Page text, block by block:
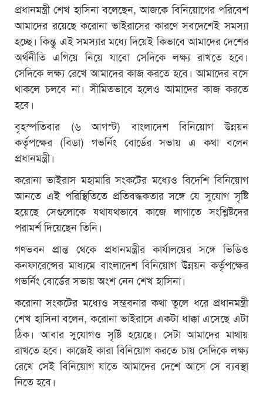
প্রধানমন্ত্রী শেখ হাসিনা বলেছেন, আজকে বিনিয়োগের পরিবেশ
আমাদের রয়েছে করোনা ভাইরাসের কারণে সবদেশেই সমস্যা
হচ্ছে। কিন্তু এই সমস্যার মধ্যে দিয়েই কিভাবে আমাদের দেশের
অর্থনীতি এগিয়ে নিয়ে যাবো সেদিকে লক্ষ্য রাখতে হবে।
সেদিকে লক্ষ্য রেখে আমাদের কাজ করতে হবে। আমাদের বসে
থাকলে চলবে না। সীমিতভাবে হলেও আমাদের কাজ করতে
হবে।
বৃহস্পতিবার (৬ আগস্ট) বাংলাদেশ বিনিয়োগ উন্নয়ন
কর্তৃপক্ষের (বিডা) গভর্নিং বোর্ডের সভায় এ কথা বলেন
প্রধানমন্ত্রী।
করোনা ভাইরাস মহামারি সংকটের মধ্যেও বিদেশি বিনিয়োগ
আনতে এই পরিস্থিতিতে প্রতিবদ্ধকতার সঙ্গে যে সুযোগ সৃষ্টি
হয়েছে সেগুলোকে যথাযথভাবে কাজে লাগাতে সংশ্লিষ্টদের
পরামর্শ দিয়েছেন তিনি।
গণভবন প্রান্ত থেকে প্রধানমন্ত্রীর কার্যালয়ের সঙ্গে ভিডিও
কনফারেন্সের মাধ্যমে বাংলাদেশ বিনিয়োগ উন্নয়ন কর্তৃপক্ষের
গভর্নিং বোর্ডের সভায় অংশ নেন শেখ হাসিনা।
করোনা সংকটের মধ্যেও সম্ভবনার কথা তুলে ধরে প্রধানমন্ত্রী
শেখ হাসিনা বলেন, করোনা ভাইরাসে একটা ধাক্কা এসেছে এটা
ঠিক। আবার সুযোগও সৃষ্টি হয়েছে। সেটা আমাদের মাথায়
রাখতে হবে। কাজেই কারা বিনিয়োগ করতে চায় সেদিকে লক্ষ্য
রেখে সেই বিনিয়োগ যাতে আমাদের দেশে আসে সে ব্যবস্থা
নিতে হবে।